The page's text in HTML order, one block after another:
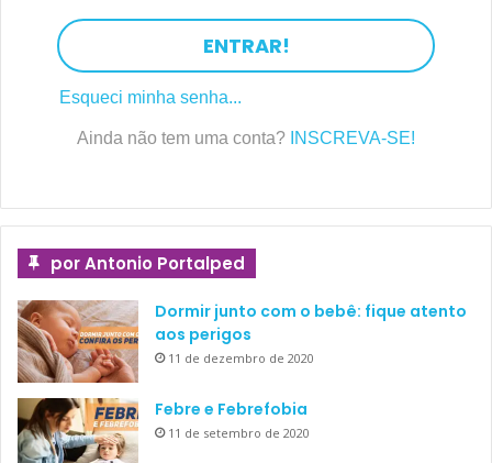
ENTRAR!
Esqueci minha senha...
Ainda não tem uma conta? INSCREVA-SE!
por Antonio Portalped
Dormir junto com o bebê: fique atento
aos perigos
11 de dezembro de 2020
Febre e Febrefobia
11 de setembro de 2020